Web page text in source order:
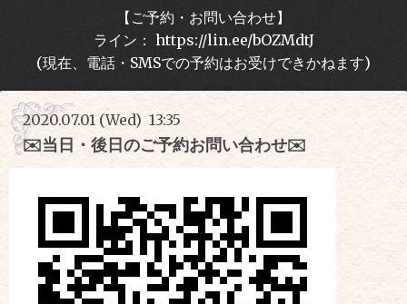
【ご予約・お問い合わせ】
ライン： https://lin.ee/bOZMdtJ
(現在、電話・SMSでの予約はお受けできかねます)
2020.07.01 (Wed) 13:35
✉️当日・後日のご予約お問い合わせ✉️